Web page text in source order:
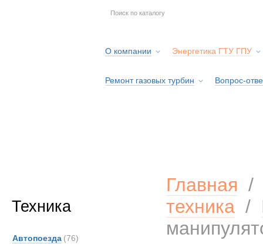
О компании Энергетика ГТУ ГПУ
Ремонт газовых турбин Вопрос-
Техника
Автопоезда (76)
Главная
техника /